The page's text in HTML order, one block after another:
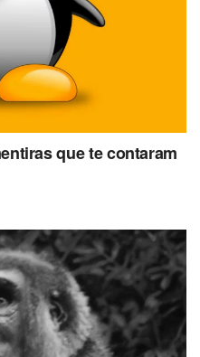
que te contaram